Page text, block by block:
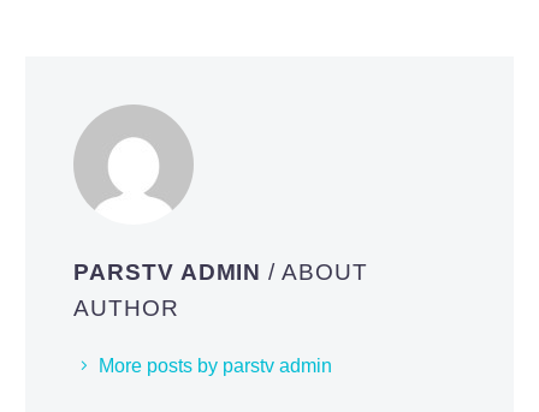
PARSTV ADMIN/ ABOUT
AUTHOR
More posts by parstv admin